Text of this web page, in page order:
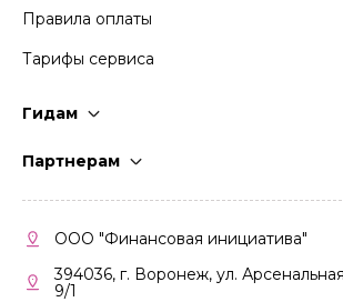
Правила оплаты
Тарифы сервиса
Гидам
Партнерам
Кабинет партнера
Правила участия
ООО "Финансовая инициатива"
394036, г. Воронеж, ул.
9/1